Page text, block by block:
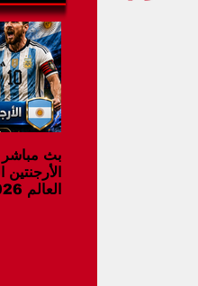
بث مباشر
العالم 2026 التوقيت 10م